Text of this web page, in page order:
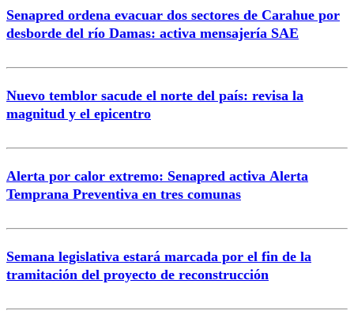
Senapred ordena evacuar dos sectores de Carahue por
desborde del río Damas: activa mensajería SAE
Nuevo temblor sacude el norte del país: revisa la
magnitud y el epicentro
Alerta por calor extremo: Senapred activa Alerta
Temprana Preventiva en tres comunas
Semana legislativa estará marcada por el fin de la
tramitación del proyecto de reconstrucción